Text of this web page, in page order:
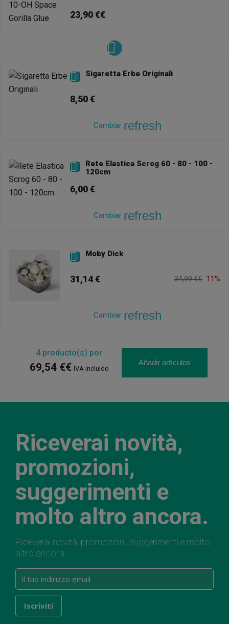
23,90 €€
 Sigaretta Erbe Originali
8,50 €
Cambiar refresh

Rete Elastica Scrog 60 - 80 - 100 -
120cm
6,00 €
Cambiar refresh
 Moby Dick
31,14 € 34,99 €€ 11%
Cambiar refresh
4producto(s) por
69,54 €€ IVA incluido
Añadir artículos
Riceverai novità,
promozioni,
suggerimenti e
molto altro ancora.
Riceverai novità, promozioni, suggerimenti e molto
altro ancora.